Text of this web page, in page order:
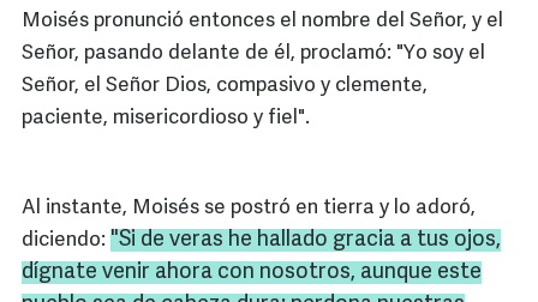
Moisés pronunció entonces el nombre del Señor, y el
Señor, pasando delante de él, proclamó: "Yo soy el
Señor, el Señor Dios, compasivo y clemente,
paciente, misericordioso y fiel".
Al instante, Moisés se postró en tierra y lo adoró,
diciendo: "Si de veras he hallado gracia a tus ojos,
dígnate venir ahora con nosotros, aunque este